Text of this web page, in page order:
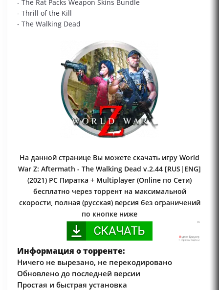
- The Rat Packs Weapon Skins Bundle
- Thrill of the Kill
- The Walking Dead
На данной странице Вы можете скачать игру World
War Z: Aftermath - The Walking Dead v.2.44 [RUS|ENG]
(2021) PC Пиратка + Multiplayer (Online по Сети)
бесплатно через торрент на максимальной
скорости, полная (русская) версия без ограничений
по кнопке ниже
Информация о торренте:
Ничего не вырезано, не перекодировано
Обновлено до последней версии
Простая и быстрая установка